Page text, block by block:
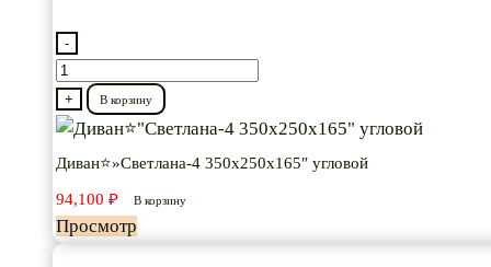
-
Количество
товара
Диван⭐"Светлана-4
угловой
+ В корзину
Диван⭐»Светлана-4 350х250х165″ угловой
94,100 ₽ В корзину
Просмотр